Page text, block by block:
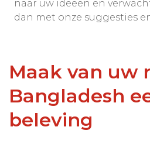
naar uw ideeën en
dan met onze suggesties
Maak van uw
Bangladesh
beleving